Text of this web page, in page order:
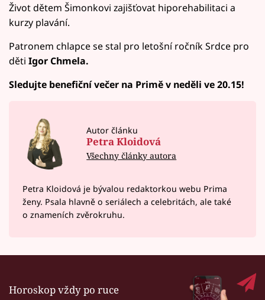
Život dětem Šimonkovi zajišťovat hiporehabilitaci a
kurzy plavání.
Patronem chlapce se stal pro letošní ročník Srdce pro
děti Igor Chmela.
Sledujte benefiční večer na Primě v neděli ve 20.15!
Autor článku
Petra Kloidová
Všechny články autora
Petra Kloidová je bývalou redaktorkou webu Prima
ženy. Psala hlavně o seriálech a celebritách, ale také
o znameních zvěrokruhu.
Horoskop vždy po ruce